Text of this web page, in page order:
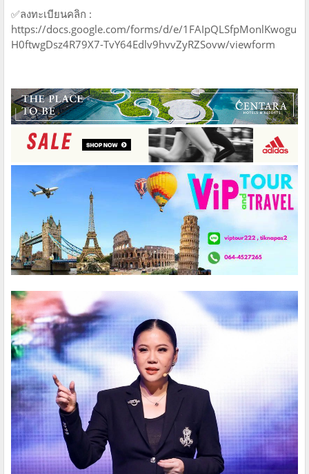
✅ลงทะเบียนคลิก :
https://docs.google.com/forms/d/e/1FAIpQLSfpMonlKwogu
H0ftwgDsz4R79X7-TvY64Edlv9hvvZyRZSovw/viewform